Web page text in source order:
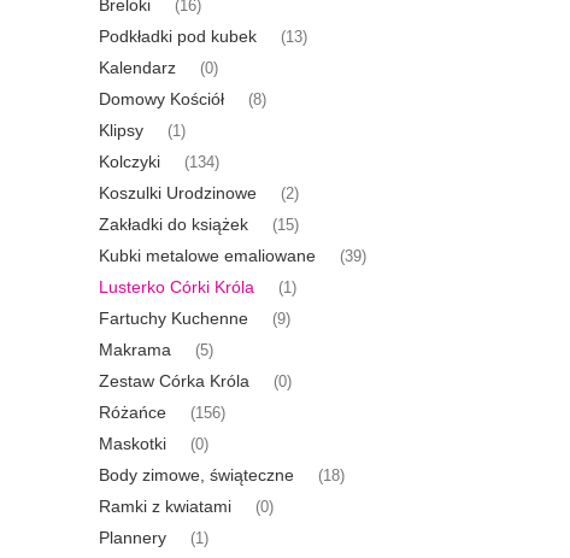
Breloki (16)
Podkładki pod kubek (13)
Kalendarz (0)
Domowy Kościół (8)
Klipsy (1)
Kolczyki (134)
Koszulki Urodzinowe (2)
Zakładki do książek (15)
Kubki metalowe emaliowane (39)
Lusterko Córki Króla (1)
Fartuchy Kuchenne (9)
Makrama (5)
Zestaw Córka Króla (0)
Różańce (156)
Maskotki (0)
Body zimowe, świąteczne (18)
Ramki z kwiatami (0)
Plannery (1)